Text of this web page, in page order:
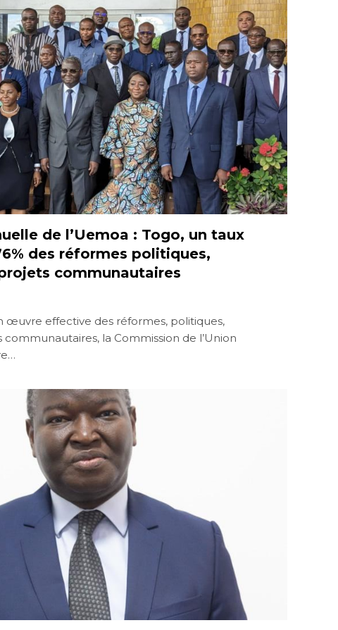
de l’Uemoa : Togo, un taux
des réformes politiques,
communautaires
œuvre effective des réformes, politiques,
la Commission de l’Union